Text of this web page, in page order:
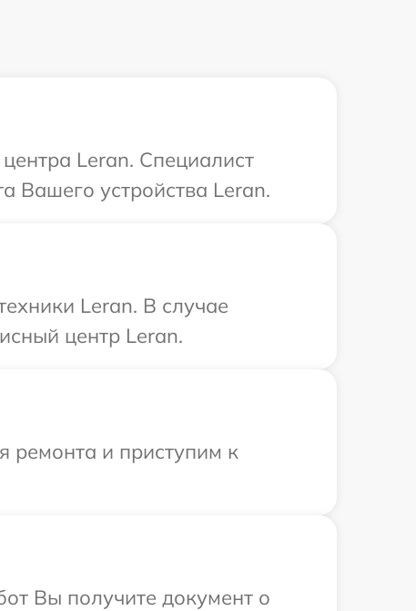
Leran. Специалист
Вашего устройства Leran.
Leran. В случае
центр Leran.
ремонта и приступим к
Вы получите документ о